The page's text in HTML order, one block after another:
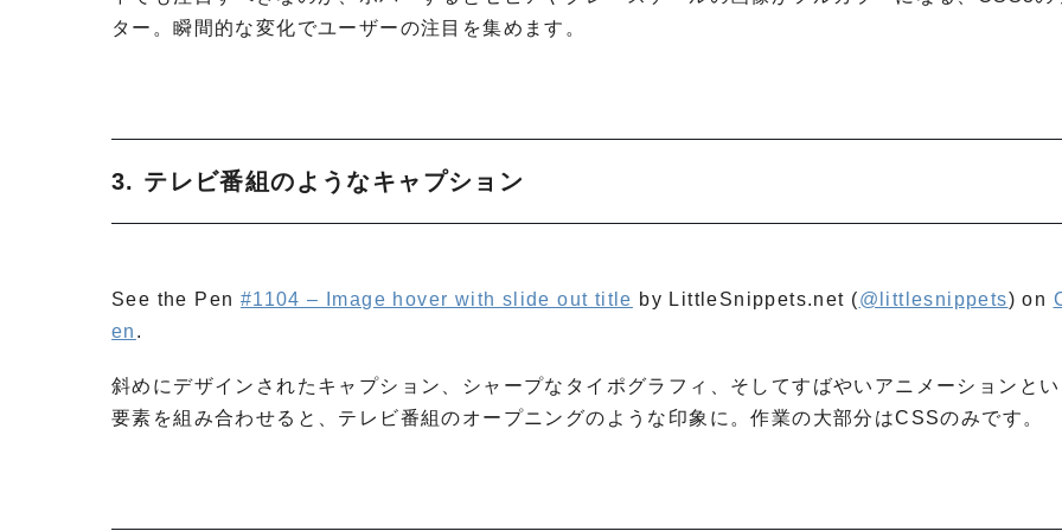
ター。瞬間的な変化でユーザーの注目を集めます。
3. テレビ番組のようなキャプション
See the Pen #1104 – Image hover with slide out title by LittleSnippets.net (@littlesnippets) on
en .
斜めにデザインされたキャプション、シャープなタイポグラフィ、そしてすばやいアニメーションとい
要素を組み合わせると、テレビ番組のオープニングのような印象に。作業の大部分はCSSのみです。